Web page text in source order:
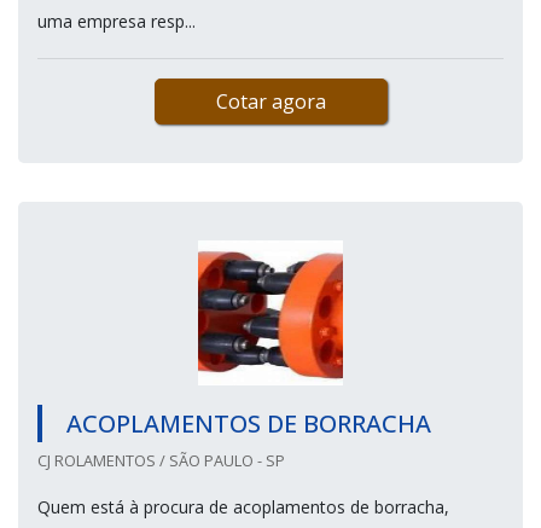
uma empresa resp...
Cotar agora
ACOPLAMENTOS DE BORRACHA
CJ ROLAMENTOS / SÃO PAULO - SP
Quem está à procura de acoplamentos de borracha,